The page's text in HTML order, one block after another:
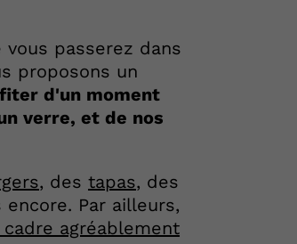
passerez dans
proposons un
d'un moment
verre, et de nos
, destapas, des
encore. Par ailleurs,
cadre agréablement